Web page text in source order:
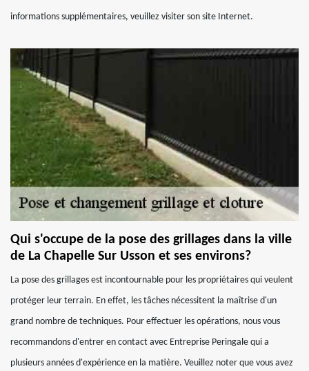
informations supplémentaires, veuillez visiter son site Internet.
Qui s'occupe de la pose des grillages dans la ville
de La Chapelle Sur Usson et ses environs?
La pose des grillages est incontournable pour les propriétaires qui veulent
protéger leur terrain. En effet, les tâches nécessitent la maîtrise d'un
grand nombre de techniques. Pour effectuer les opérations, nous vous
recommandons d'entrer en contact avec Entreprise Peringale qui a
plusieurs années d'expérience en la matière. Veuillez noter que vous avez